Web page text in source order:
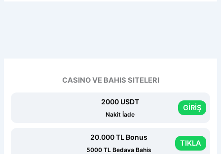
CASINO VE BAHIS SITELERI
2000 USDT
Nakit İade
GİRİŞ
20.000 TL Bonus
5000 TL Bedava Bahis
TIKLA